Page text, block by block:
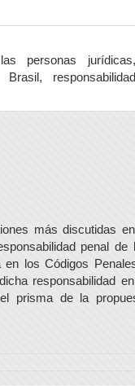
personas jurídicas,
responsabilidad
más discutidas
penal de
los Códigos
responsabilidad
prisma de la